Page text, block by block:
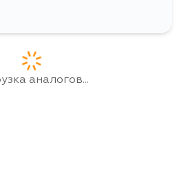
аналогов...